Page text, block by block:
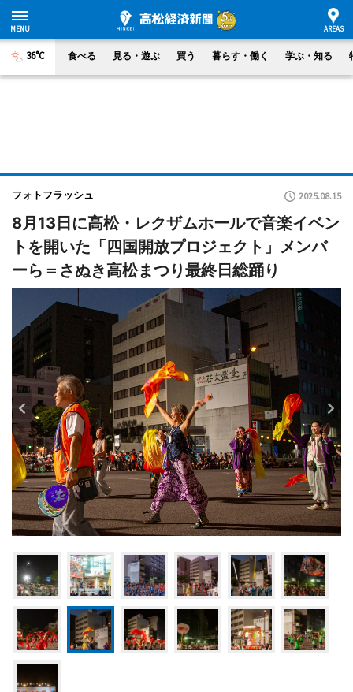
36°C 食べる 見る・遊ぶ 買う 暮らす・働く 学ぶ・知る
フォトフラッシュ 2025.08.15
8月13日に高松・レクザムホールで音楽イベン
トを開いた「四国開放プロジェクト」メンバ
ーら＝さぬき高松まつり最終日総踊り